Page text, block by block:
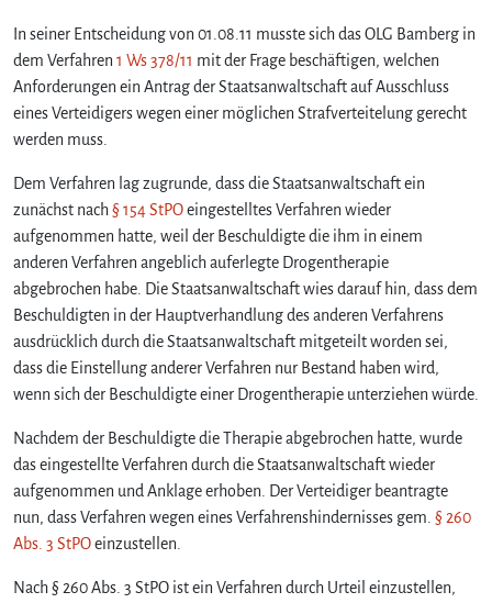
In seiner Entscheidung von 01.08.11 musste sich das OLG Bamberg in
dem Verfahren 1 Ws 378/11 mit der Frage beschäftigen, welchen
Anforderungen ein Antrag der Staatsanwaltschaft auf Ausschluss
eines Verteidigers wegen einer möglichen Strafverteitelung gerecht
werden muss.
Dem Verfahren lag zugrunde, dass die Staatsanwaltschaft ein
zunächst nach§ 154 StPOeingestelltes Verfahren wieder
aufgenommen hatte, weil der Beschuldigte die ihm in einem
anderen Verfahren angeblich auferlegte Drogentherapie
abgebrochen habe. Die Staatsanwaltschaft wies darauf hin, dass dem
Beschuldigten in der Hauptverhandlung des anderen Verfahrens
ausdrücklich durch die Staatsanwaltschaft mitgeteilt worden sei,
dass die Einstellung anderer Verfahren nur Bestand haben wird,
wenn sich der Beschuldigte einer Drogentherapie unterziehen würde.
Nachdem der Beschuldigte die Therapie abgebrochen hatte, wurde
das eingestellte Verfahren durch die Staatsanwaltschaft wieder
aufgenommen und Anklage erhoben. Der Verteidiger beantragte
nun, dass Verfahren wegen eines Verfahrenshindernisses gem. § 260
Abs. 3 StPOeinzustellen.
Nach § 260 Abs. 3 StPO ist ein Verfahren durch Urteil einzustellen,